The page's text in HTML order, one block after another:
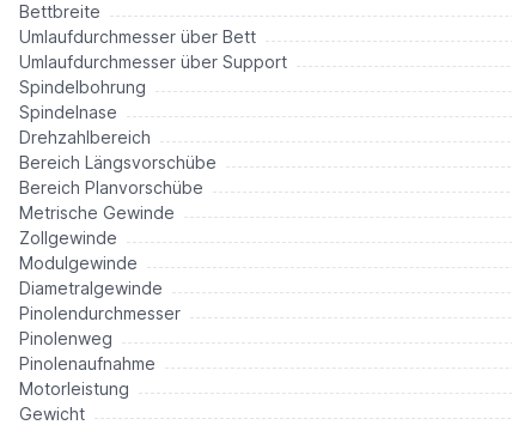
Bettbreite
Umlaufdurchmesser über Bett
Umlaufdurchmesser über Support
Spindelbohrung
Spindelnase
Drehzahlbereich
Bereich Längsvorschübe
Bereich Planvorschübe
Metrische Gewinde
Zollgewinde
Modulgewinde
Diametralgewinde
Pinolendurchmesser
Pinolenweg
Pinolenaufnahme
Motorleistung
Gewicht